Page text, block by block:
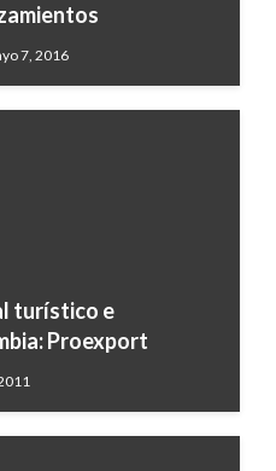
7, 2016
turístico e
Proexport